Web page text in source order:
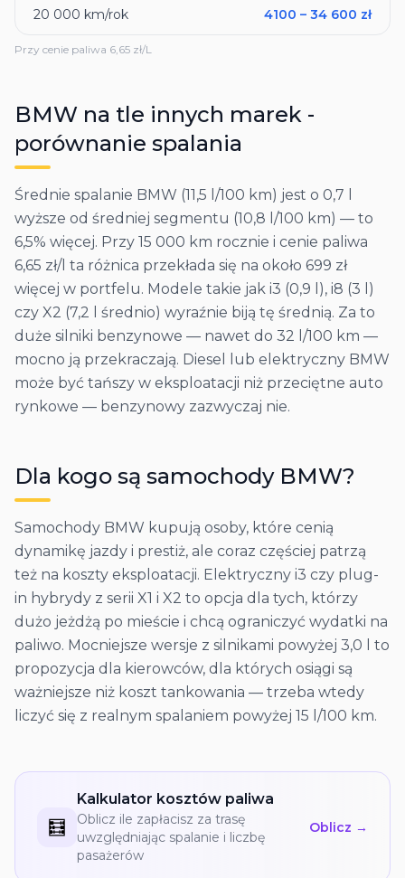
20 000 km/rok 4100 – 34 600 zł
Przy cenie paliwa 6,65 zł/L
BMW na tle innych marek -
porównanie spalania
Średnie spalanie BMW (11,5 l/100 km) jest o 0,7 l
wyższe od średniej segmentu (10,8 l/100 km) — to
6,5% więcej. Przy 15 000 km rocznie i cenie paliwa
6,65 zł/l ta różnica przekłada się na około 699 zł
więcej w portfelu. Modele takie jak i3 (0,9 l), i8 (3 l)
czy X2 (7,2 l średnio) wyraźnie biją tę średnią. Za to
duże silniki benzynowe — nawet do 32 l/100 km —
mocno ją przekraczają. Diesel lub elektryczny BMW
może być tańszy w eksploatacji niż przeciętne auto
rynkowe — benzynowy zazwyczaj nie.
Dla kogo są samochody BMW?
Samochody BMW kupują osoby, które cenią
dynamikę jazdy i prestiż, ale coraz częściej patrzą
też na koszty eksploatacji. Elektryczny i3 czy plug-
in hybrydy z serii X1 i X2 to opcja dla tych, którzy
dużo jeżdżą po mieście i chcą ograniczyć wydatki na
paliwo. Mocniejsze wersje z silnikami powyżej 3,0 l to
propozycja dla kierowców, dla których osiągi są
ważniejsze niż koszt tankowania — trzeba wtedy
liczyć się z realnym spalaniem powyżej 15 l/100 km.
🧮
Kalkulator kosztów paliwa
Oblicz ile zapłacisz za trasę
uwzględniając spalanie i liczbę
pasażerów
Oblicz →